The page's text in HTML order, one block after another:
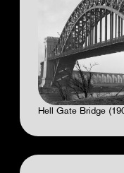
Hell Gate Bridge